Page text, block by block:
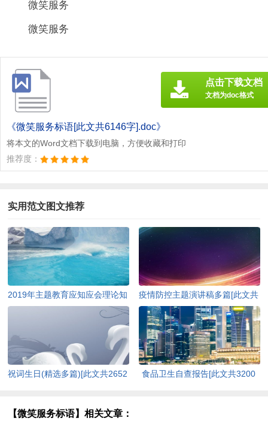
微笑服务
微笑服务
《微笑服务标语[此文共6146字].doc》
将本文的Word文档下载到电脑，方便收藏和打印
推荐度：
点击下载文档
文档为doc格式
实用范文图文推荐
2019年主题教育应知应会理论知
识（含答案）[此文共10252字]
疫情防控主题演讲稿多篇[此文共
4978字]
祝词生日(精选多篇)[此文共2652
食品卫生自查报告[此文共3200
【微笑服务标语】相关文章：